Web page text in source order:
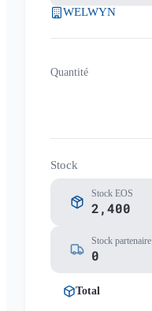
WELWYN
Quantité
Stock
Stock EOS
2,400
Stock partenaire
0
Total